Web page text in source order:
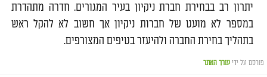
יתרון רב בבחירת חברת ניקיון בעיר המגורים. חדרה מתהדרת
במספר לא מועט של חברות ניקיון אך חשוב לא להקל ראש
בתהליך בחירת החברה ולהיעזר בטיפים המצורפים.
פורסם על ידי עורך האתר